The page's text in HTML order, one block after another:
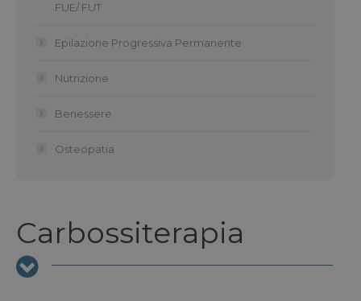
FUE/ FUT
Epilazione Progressiva Permanente
Nutrizione
Benessere
Osteopatia
Carbossiterapia